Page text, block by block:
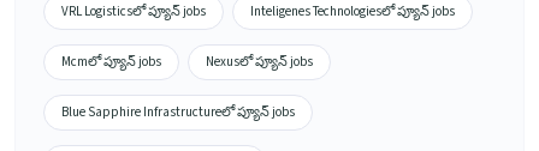
VRL Logisticsలో ప్యూన్ jobs Inteligenes Technologiesలో ప్యూన్ jobs
Mcmలో ప్యూన్ jobs Nexusలో ప్యూన్ jobs
Blue Sapphire Infrastructureలో ప్యూన్ jobs